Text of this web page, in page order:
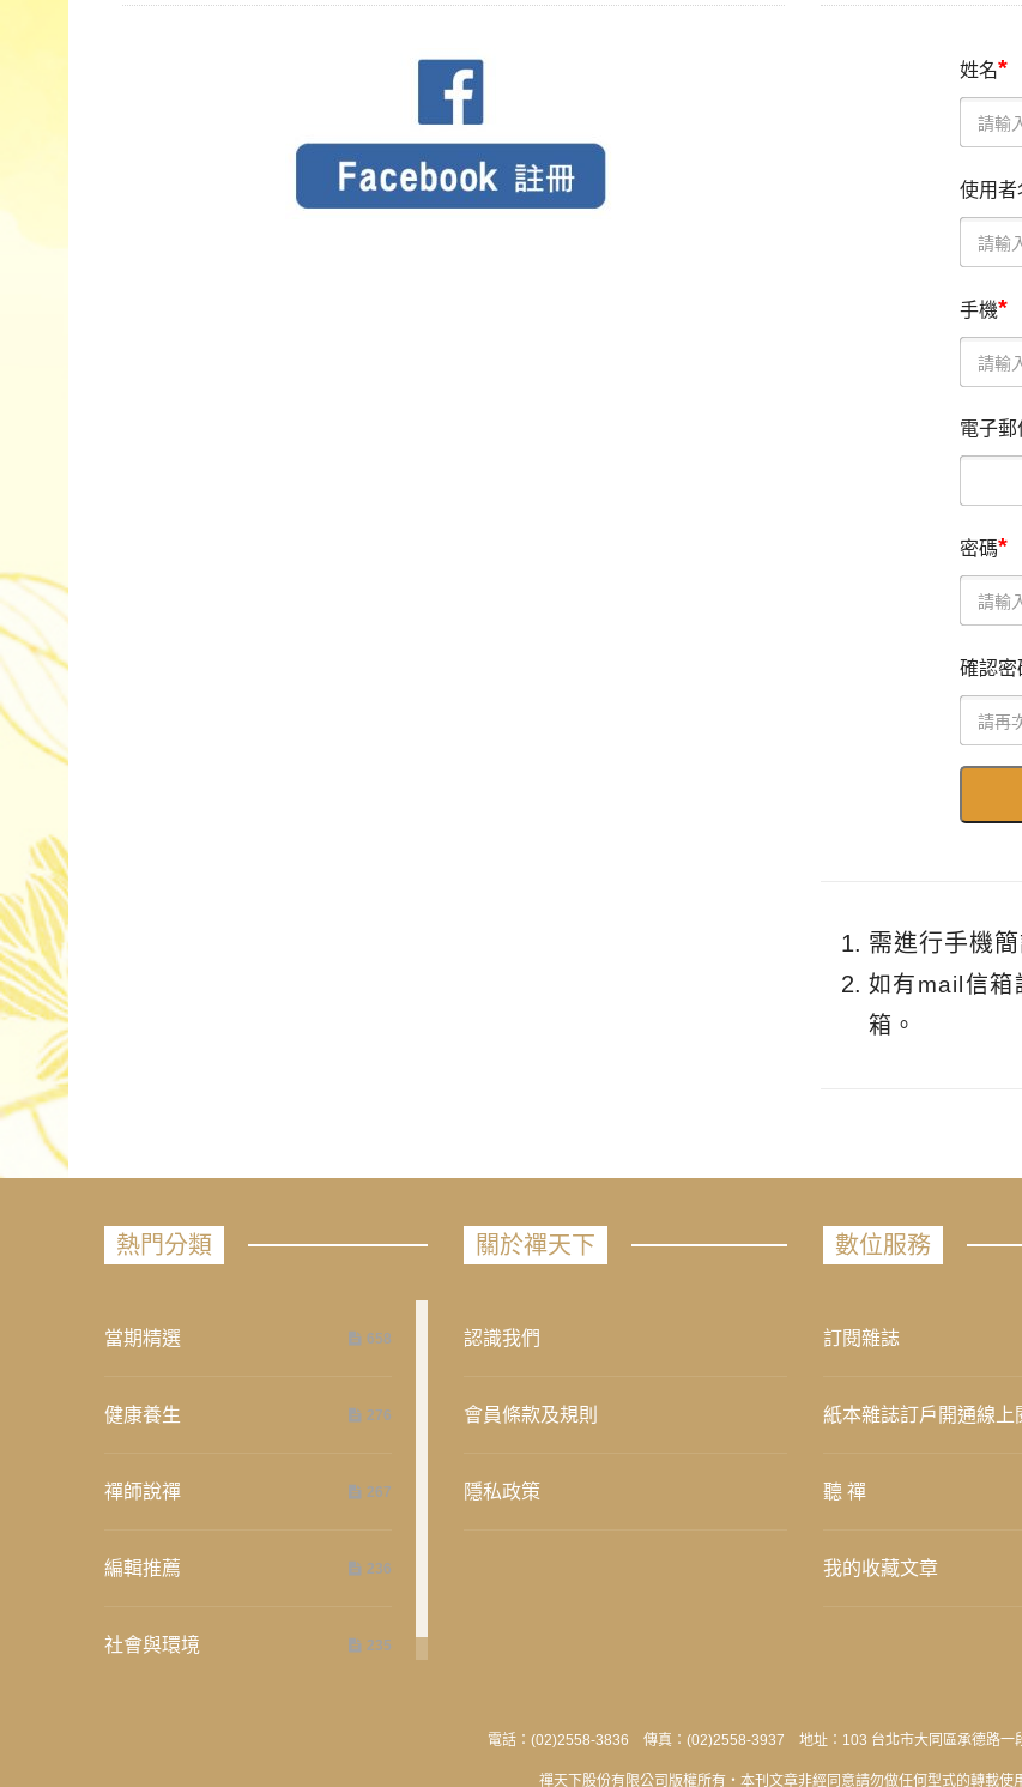
姓名*
使用者
手機*
電子郵
密碼*
確認密
需進行手機
如有mail信箱
箱。
熱門分類
當期精選 658
健康養生 276
禪師說禪 267
編輯推薦 236
社會與環境 235
關於禪天下
認識我們
會員條款及規則
隱私政策
數位服務
訂閱雜誌
紙本雜誌訂戶開通線上
聽 禪
我的收藏文章
電話：(02)2558-3836 傳真：(02)2558-3937 地址：103 台北市大同區承德路一
禪天下股份有限公司版權所有‧本刊文章非經同意請勿做任何型式的轉載使